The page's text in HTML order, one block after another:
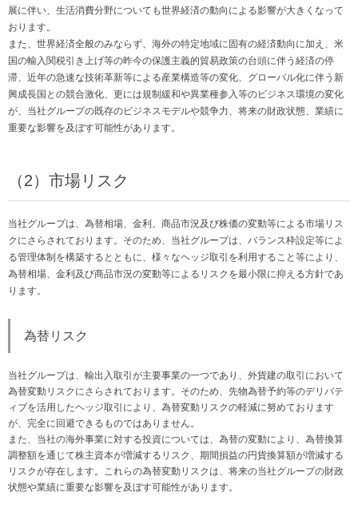
展に伴い、生活消費分野についても世界経済の動向による影響が大きくなって
おります。
また、世界経済全般のみならず、海外の特定地域に固有の経済動向に加え、米
国の輸入関税引き上げ等の昨今の保護主義的貿易政策の台頭に伴う経済の停
滞、近年の急速な技術革新等による産業構造等の変化、グローバル化に伴う新
興成長国との競合激化、更には規制緩和や異業種参入等のビジネス環境の変化
が、当社グループの既存のビジネスモデルや競争力、将来の財政状態、業績に
重要な影響を及ぼす可能性があります。
（2）市場リスク
当社グループは、為替相場、金利、商品市況及び株価の変動等による市場リス
クにさらされております。そのため、当社グループは、バランス枠設定等によ
る管理体制を構築するとともに、様々なヘッジ取引を利用すること等により、
為替相場、金利及び商品市況の変動等によるリスクを最小限に抑える方針であ
ります。
為替リスク
当社グループは、輸出入取引が主要事業の一つであり、外貨建の取引において
為替変動リスクにさらされております。そのため、先物為替予約等のデリバテ
ィブを活用したヘッジ取引により、為替変動リスクの軽減に努めております
が、完全に回避できるものではありません。
また、当社の海外事業に対する投資については、為替の変動により、為替換算
調整額を通じて株主資本が増減するリスク、期間損益の円貨換算額が増減する
リスクが存在します。これらの為替変動リスクは、将来の当社グループの財政
状態や業績に重要な影響を及ぼす可能性があります。